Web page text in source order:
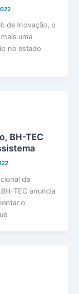
de Inovação, o
uma
no estado
BH-TEC
da
TEC anuncia
o